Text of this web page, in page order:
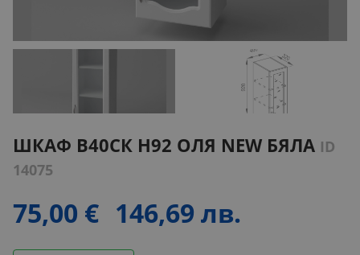
ШКАФ B40СК H92 ОЛЯ NEW БЯЛА ID
14075
75,00 € 146,69 лв.